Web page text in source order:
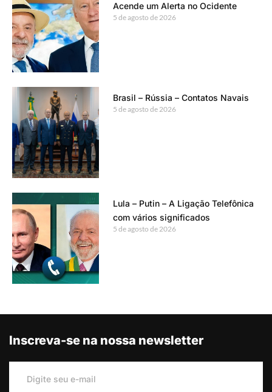
Acende um Alerta no Ocidente
5 de agosto de 2026
Brasil – Rússia – Contatos Navais
5 de agosto de 2026
Lula – Putin – A Ligação Telefônica
com vários significados
5 de agosto de 2026
Inscreva-se na nossa newsletter